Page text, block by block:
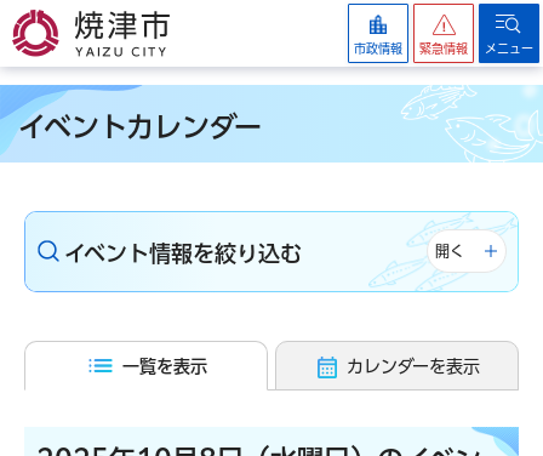
焼津市
市政情報 緊急情報 メニュー
イベントカレンダー
イベント情報を絞り込む 開く
一覧を表示 カレンダーを表示